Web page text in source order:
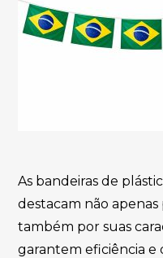
As bandeiras de
destacam não
também por suas
garantem eficiência e